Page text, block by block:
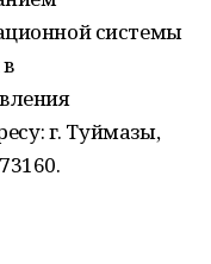
системы
г. Туймазы,